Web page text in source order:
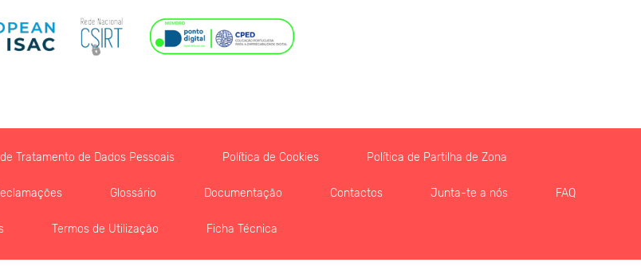
Tratamento de Dados Pessoais Política de Cookies Política de Partilha de Zona
Glossário Documentação Contactos Junta-te a nós FAQ
Termos de Utilização Ficha Técnica